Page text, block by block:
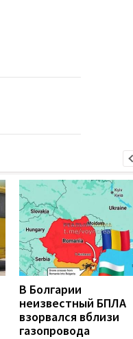
В Болгарии
неизвестный БПЛА
взорвался вблизи
газопровода